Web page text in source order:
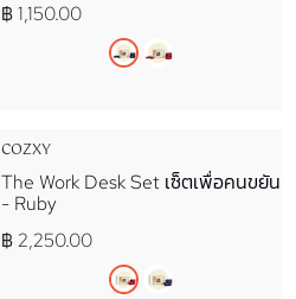
฿ 1,150.00
COZXY
The Work Desk Set เซ็ตเพื่อคนขยัน
- Ruby
฿ 2,250.00